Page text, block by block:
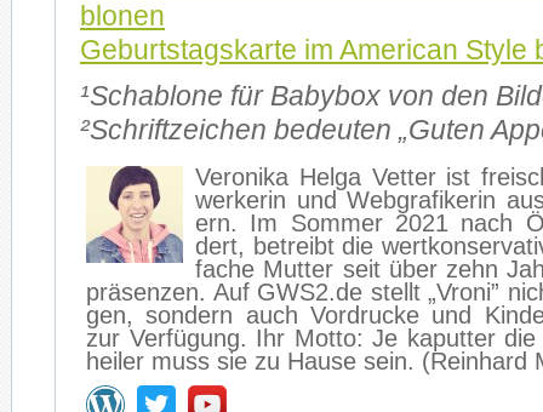
blo­nen
Ge­burts­tags­kar­te im Ame­ri­can Style
¹Scha­blo­ne für Ba­by­box von den
²Schrift­zei­chen be­deu­ten „Gu­ten
Ve­ro­ni­ka Hel­ga Vet­ter ist
wer­ke­rin und Web­gra­fi­ke­rin
ern. Im Som­mer 2021 nach
dert, be­treibt die
fa­che Mut­ter seit über zehn
prä­sen­zen. Auf GWS2.de stellt „Vro­ni”
gen, son­dern auch Vor­dru­cke und
zur Ver­fü­gung. Ihr Mot­to: Je ka­put­ter
hei­ler muss sie zu Hau­se sein. (Rein­hard